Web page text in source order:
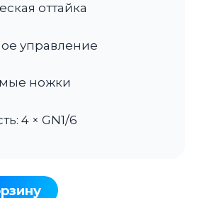
оттайка
управление
ножки
4 × GN1/6